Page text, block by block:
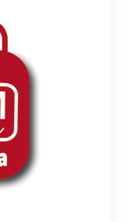
eta Ringo Starr-en
Of Canada, Somak,
Habia